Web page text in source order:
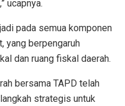
ucapnya.
pada semua komponen
yang berpengaruh
dan ruang fiskal daerah.
bersama TAPD telah
strategis untuk